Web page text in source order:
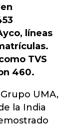
líneas
TVS
460.
UMA,
la India